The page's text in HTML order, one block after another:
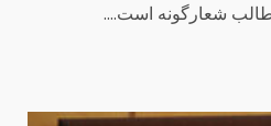
شعارگونه است....